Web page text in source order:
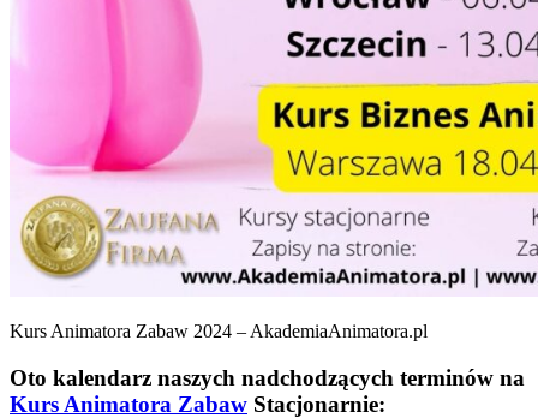
Kurs Animatora Zabaw 2024 – AkademiaAnimatora.pl
Oto kalendarz naszych nadchodzących terminów na
Kurs Animatora Zabaw Stacjonarnie: